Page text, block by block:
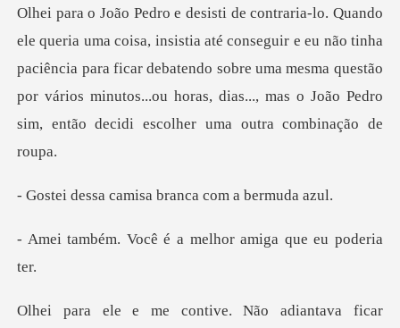
seguir e eu não tinha
paciência para ficar debatendo sobre uma mesma questão
por vários minutos.
amisa branca com
é a melhor amiga q
antava ficar